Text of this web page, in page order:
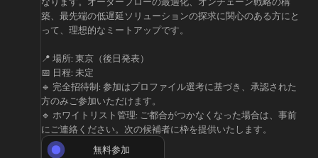
築、最先端の低遅延ソリューションの探求に関心のある方にと
って、理想的なミートアップです。
📍 場所: 東京（後日発表）
📅 日程: 未定
🔹 完全招待制: 参加はプロファイル選考に基づき、承認された
方のみご参加いただけます。
🔹 ホワイトリスト管理: ご都合がつかなくなった場合は、事前
にご連絡ください。次の候補者に枠を提供いたします。
無料参加